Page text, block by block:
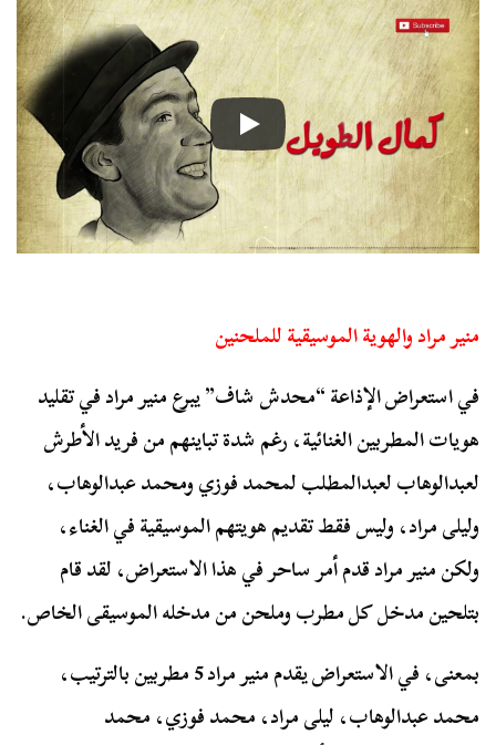
منير مراد والهوية الموسيقية للملحنين
في استعراض الإذاعة “محدش شاف” يبرع منير مراد في تقليد
هويات المطربين الغنائية، رغم شدة تباينهم من فريد الأطرش
لعبدالوهاب لعبدالمطلب لمحمد فوزي ومحمد عبدالوهاب،
وليلى مراد، وليس فقط تقديم هويتهم الموسيقية في الغناء،
ولكن منير مراد قدم أمر ساحر في هذا الاستعراض، لقد قام
بتلحين مدخل كل مطرب وملحن من مدخله الموسيقى الخاص.
بمعنى، في الاستعراض يقدم منير مراد 5 مطربين بالترتيب،
محمد عبدالوهاب، ليلى مراد، محمد فوزي، محمد